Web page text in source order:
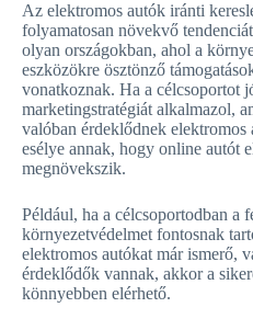
Az elektromos autók iránti
folyamatosan növekvő
olyan országokban, ahol a
eszközökre ösztönző
vonatkoznak. Ha a célcsoportot
marketingstratégiát alkalmazol,
valóban érdeklődnek
esélye annak, hogy online autót
megnövekszik.
Például, ha a célcsoportodban a
környezetvédelmet fontosnak
elektromos autókat már ismerő,
érdeklődők vannak, akkor a
könnyebben elérhető.